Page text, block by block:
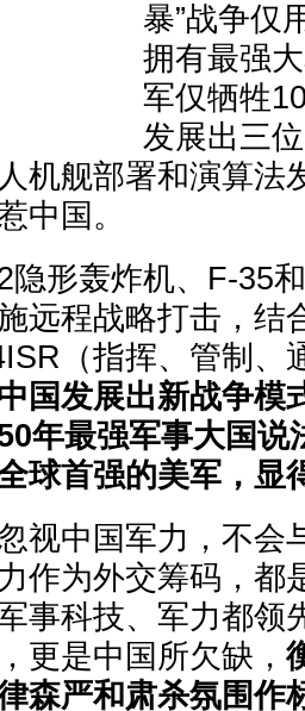
暴”战争仅
拥有最强
军仅牺牲
发展出三
机舰部署和演算法
中国。
隐形轰炸机、F-35
远程战略打击，结
（指挥、管制、
国发展出新战争模
年最强军事大国说
球首强的美军，显
视中国军力，不会
作为外交筹码，都
事科技、军力都领
更是中国所欠缺，
森严和肃杀氛围作